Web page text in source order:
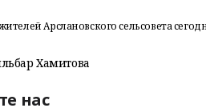
Арслановского сельсовета
Хамитова
нас